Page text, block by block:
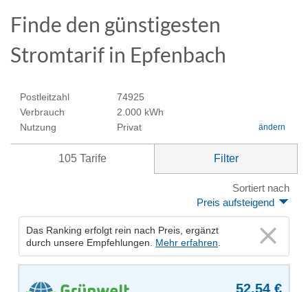
Finde den günstigesten
Stromtarif in Epfenbach